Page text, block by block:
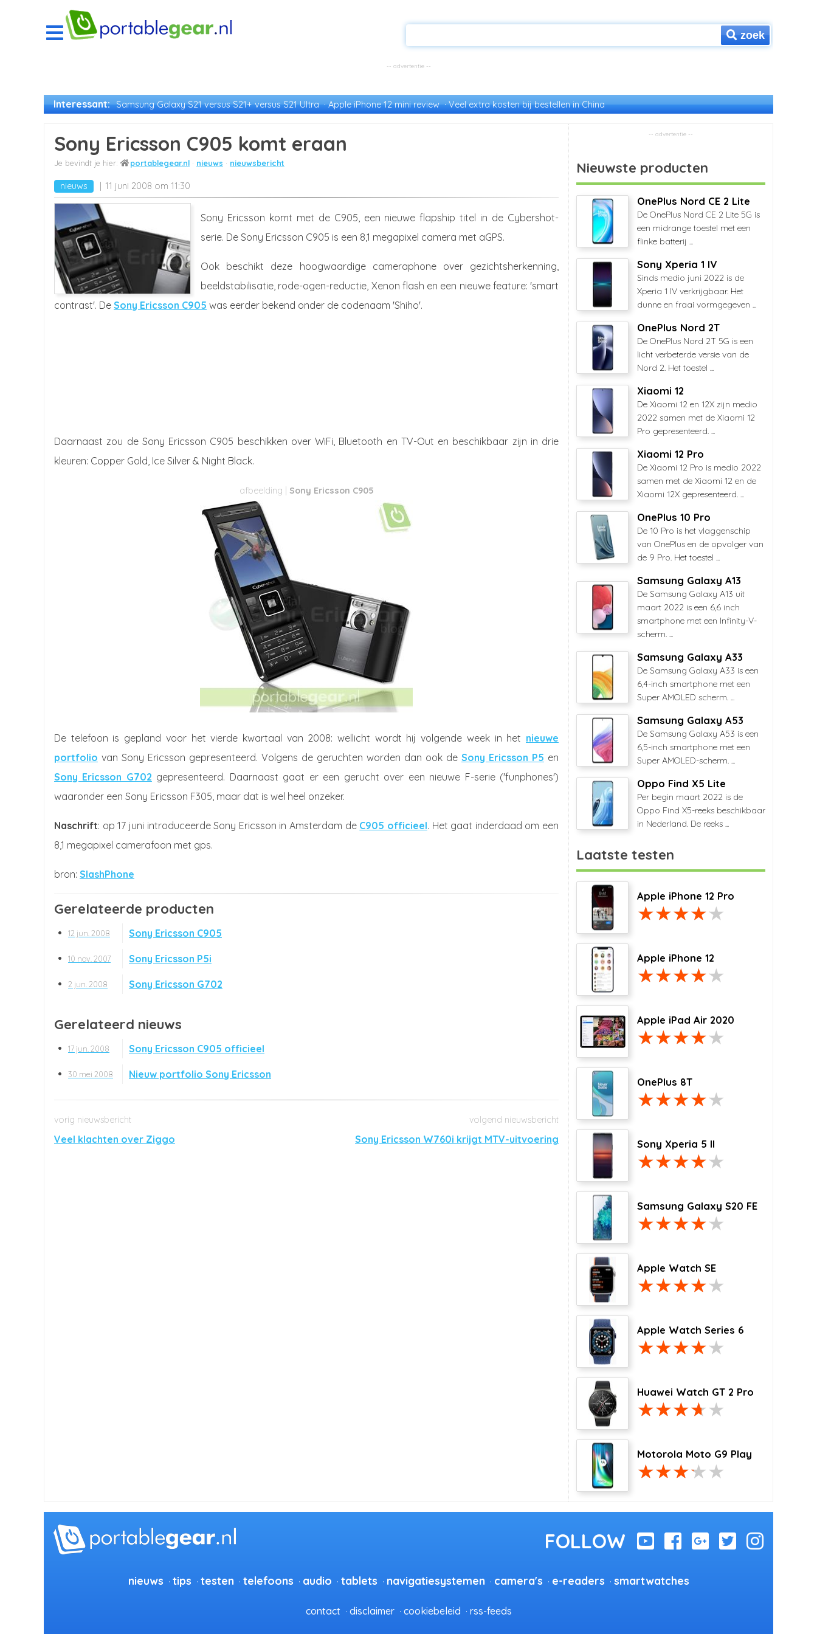
zoek
Interessant: Samsung Galaxy S21 versus S21+ versus S21 Ultra Apple iPhone 12 mini review Veel extra kosten bij bestellen in China
Sony Ericsson C905 komt eraan
portablegear.nl nieuws nieuwsbericht
nieuws 11 juni 2008 om 11:30
Sony Ericsson komt met de C905, een nieuwe flapship titel in de Cybershot-
serie. De Sony Ericsson C905 is een 8,1 megapixel camera met aGPS.
Ook beschikt deze hoogwaardige cameraphone over gezichtsherkenning,
beeldstabilisatie, rode-ogen-reductie, Xenon flash en een nieuwe feature: 'smart
contrast'. De Sony Ericsson C905 was eerder bekend onder de codenaam 'Shiho'.
Daarnaast zou de Sony Ericsson C905 beschikken over WiFi, Bluetooth en TV-Out en beschikbaar zijn in drie
kleuren: Copper Gold, Ice Silver & Night Black.
Sony Ericsson C905
De telefoon is gepland voor het vierde kwartaal van 2008: wellicht wordt hij volgende week in het nieuwe
portfolio van Sony Ericsson gepresenteerd. Volgens de geruchten worden dan ook de Sony Ericsson P5 en
Sony Ericsson G702 gepresenteerd. Daarnaast gaat er een gerucht over een nieuwe F-serie ('funphones')
waaronder een Sony Ericsson F305, maar dat is wel heel onzeker.
Naschrift: op 17 juni introduceerde Sony Ericsson in Amsterdam de C905 officieel. Het gaat inderdaad om een
8,1 megapixel camerafoon met gps.
SlashPhone
Gerelateerde producten
12 jun. 2008 Sony Ericsson C905
10 nov. 2007 Sony Ericsson P5i
2 jun. 2008 Sony Ericsson G702
Gerelateerd nieuws
17 jun. 2008 Sony Ericsson C905 officieel
30 mei 2008 Nieuw portfolio Sony Ericsson
Veel klachten over Ziggo Sony Ericsson W760i krijgt MTV-uitvoering
Nieuwste producten
OnePlus Nord CE 2 Lite
De OnePlus Nord CE 2 Lite 5G is
een midrange toestel met een
flinke batterij ...
Sony Xperia 1 IV
Sinds medio juni 2022 is de
Xperia 1 IV verkrijgbaar. Het
dunne en fraai vormgegeven ...
OnePlus Nord 2T
De OnePlus Nord 2T 5G is een
licht verbeterde versie van de
Nord 2. Het toestel ...
Xiaomi 12
De Xiaomi 12 en 12X zijn medio
2022 samen met de Xiaomi 12
Pro gepresenteerd. ...
Xiaomi 12 Pro
De Xiaomi 12 Pro is medio 2022
samen met de Xiaomi 12 en de
Xiaomi 12X gepresenteerd. ...
OnePlus 10 Pro
De 10 Pro is het vlaggenschip
van OnePlus en de opvolger van
de 9 Pro. Het toestel ...
Samsung Galaxy A13
De Samsung Galaxy A13 uit
maart 2022 is een 6,6 inch
smartphone met een Infinity-V-
scherm. ...
Samsung Galaxy A33
De Samsung Galaxy A33 is een
6,4-inch smartphone met een
Super AMOLED scherm. ...
Samsung Galaxy A53
De Samsung Galaxy A53 is een
6,5-inch smartphone met een
Super AMOLED-scherm. ...
Oppo Find X5 Lite
Per begin maart 2022 is de
Oppo Find X5-reeks beschikbaar
in Nederland. De reeks ...
Laatste testen
Apple iPhone 12 Pro
Apple iPhone 12
Apple iPad Air 2020
OnePlus 8T
Sony Xperia 5 II
Samsung Galaxy S20 FE
Apple Watch SE
Apple Watch Series 6
Huawei Watch GT 2 Pro
Motorola Moto G9 Play
nieuws tips testen telefoons audio tablets navigatiesystemen camera's e-readers smartwatches
contact disclaimer cookiebeleid rss-feeds